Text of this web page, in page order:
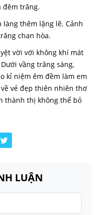
đêm trăng.
làng thêm lặng lẽ. Cảnh
chan hòa.
vời với không khí mát
vầng trăng sáng,
kỉ niệm êm đềm làm em
vẻ đẹp thiên nhiên thơ
thành thị không thể bỏ
LUẬN